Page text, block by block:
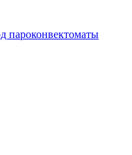
пароконвектоматы